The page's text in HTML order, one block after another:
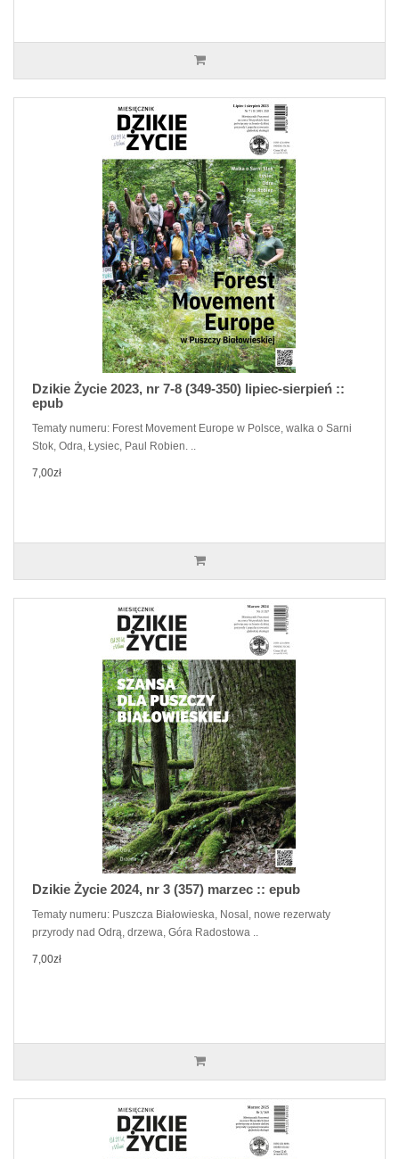
Dzikie Życie 2023, nr 7-8 (349-350) lipiec-sierpień ::
epub
Tematy numeru: Forest Movement Europe w Polsce, walka o Sarni
Stok, Odra, Łysiec, Paul Robien. ..
7,00zł
Dzikie Życie 2024, nr 3 (357) marzec :: epub
Tematy numeru: Puszcza Białowieska, Nosal, nowe rezerwaty
przyrody nad Odrą, drzewa, Góra Radostowa ..
7,00zł